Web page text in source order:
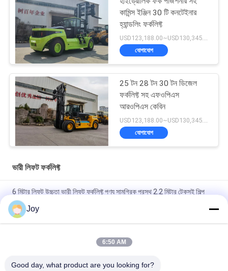
কামিন্স ইঞ্জিন 30 টি কনটেইনার
হ্যান্ডলিং ফর্কলিফ্ট
USD123,188.00~USD130,345.00/ Unit MOQ:1 একক
যোগাযোগ
25 টন 28 টন 30 টন ডিজেল
ফর্কলিফ্ট সহ এফওপিএস
আরওপিএস কেবিন
USD123,188.00~USD130,345.00/ Unit MOQ:1 একক
যোগাযোগ
ভারী লিফট ফর্কলিফ্ট
6 মিটার লিফট উচ্চতা ভারী লিফট ফর্কলিফ্ট পণ্য সামগ্রিক প্রস্থ 2.2 মিটার টেকসই শিল্প
উপাদান হ্যান্ডলিং সরঞ্জাম
বক্স টাইপ ইনার আউটার মাস্ট কাউন্টারব্যালেন্স ফর্কলিফ্ট সামগ্রিক আকার
৭২০০x২৫৫০x৩৪৬০মিমি গুদামঘরের জন্য হেভি ডিউটি ​​লিফটিং ভেহিকেল
Joy
6:50 AM
Good day, what product are you looking for?